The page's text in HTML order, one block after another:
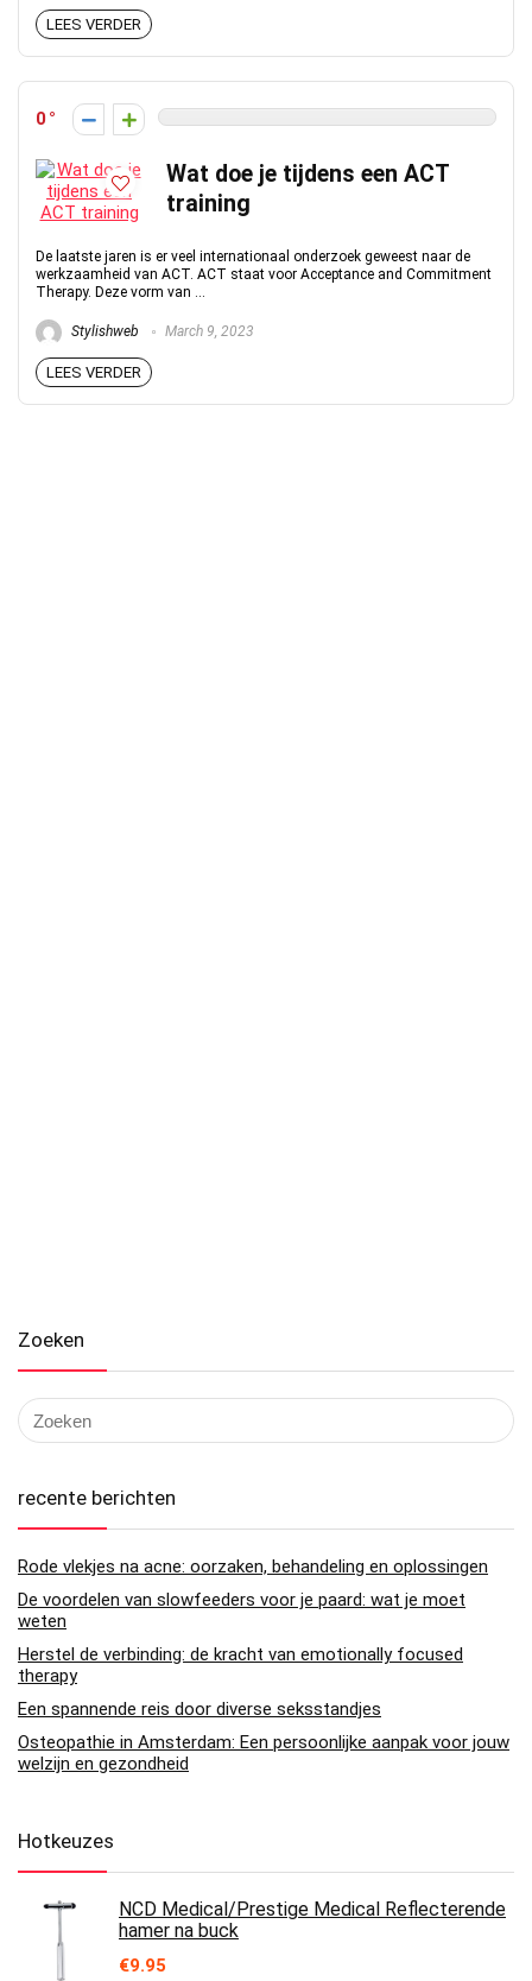
LEES VERDER
0
Wat doe je tijdens een ACT
training
De laatste jaren is er veel internationaal onderzoek geweest naar de
werkzaamheid van ACT. ACT staat voor Acceptance and Commitment
Therapy. Deze vorm van ...
Stylishweb March 9, 2023
LEES VERDER
Zoeken
recente berichten
Rode vlekjes na acne: oorzaken, behandeling en oplossingen
De voordelen van slowfeeders voor je paard: wat je moet
weten
Herstel de verbinding: de kracht van emotionally focused
therapy
Een spannende reis door diverse seksstandjes
Osteopathie in Amsterdam: Een persoonlijke aanpak voor jouw
welzijn en gezondheid
Hotkeuzes
NCD Medical/Prestige Medical Reflecterende
hamer na buck
€9.95